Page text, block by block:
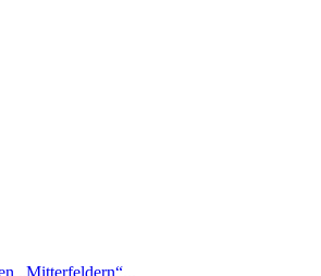
„Mitterfeldern“...